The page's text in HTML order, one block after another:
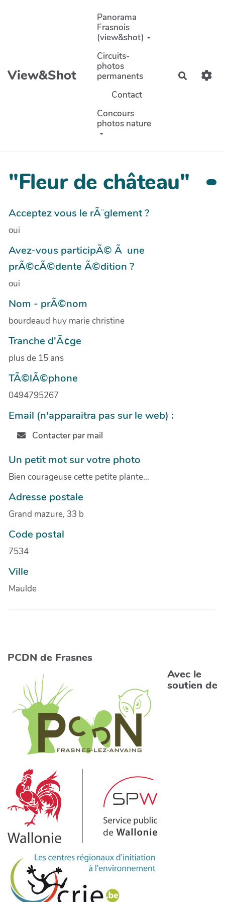
Aller au contenu principal
View&Shot
Panorama
Frasnois
(view&shot)
Circuits-
photos
permanents
Contact
Concours
photos nature
"Fleur de château"
Acceptez vous le rÃ¨glement ?
oui
Avez-vous participÃ© Ã une
prÃ©cÃ©dente Ã©dition ?
oui
Nom - prÃ©nom
bourdeaud huy marie christine
Tranche d'Ã¢ge
plus de 15 ans
TÃ©lÃ©phone
0494795267
Email (n'apparaitra pas sur le web) :
Contacter par mail
Un petit mot sur votre photo
Bien courageuse cette petite plante...
Adresse postale
Grand mazure, 33 b
Code postal
7534
Ville
Maulde
PCDN de Frasnes
Avec le
soutien de